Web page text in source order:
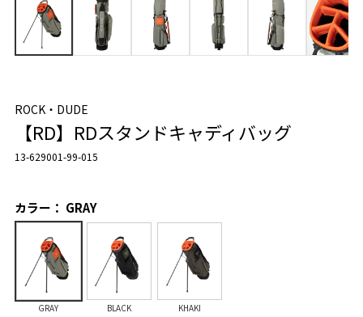
ROCK・DUDE
【RD】RDスタンドキャディバッグ
13-629001-99-015
カラー： GRAY
GRAY BLACK KHAKI